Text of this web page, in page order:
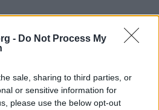
- Do Not Process My
sale, sharing to third parties, or
or sensitive information for
please use the below opt-out